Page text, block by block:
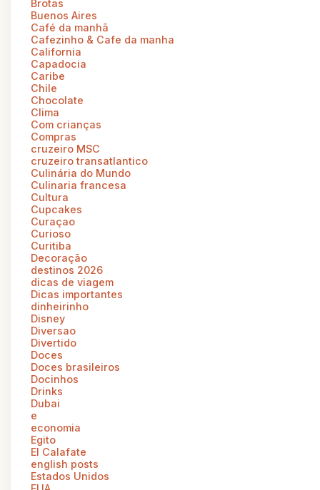
Brotas
Buenos Aires
Café da manhã
Cafezinho & Cafe da manha
California
Capadocia
Caribe
Chile
Chocolate
Clima
Com crianças
Compras
cruzeiro MSC
cruzeiro transatlantico
Culinária do Mundo
Culinaria francesa
Cultura
Cupcakes
Curaçao
Curioso
Curitiba
Decoração
destinos 2026
dicas de viagem
Dicas importantes
dinheirinho
Disney
Diversao
Divertido
Doces
Doces brasileiros
Docinhos
Drinks
Dubai
e
economia
Egito
El Calafate
english posts
Estados Unidos